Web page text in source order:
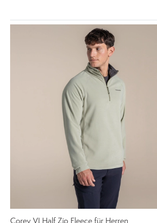
Corey VI Half Zip Fleece für Herren